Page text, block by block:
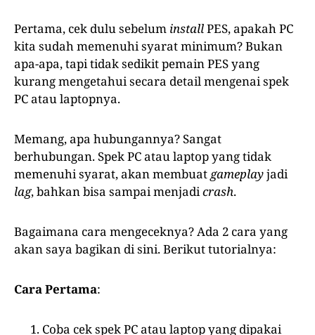
Pertama, cek dulu sebelum installPES, apakah PC
kita sudah memenuhi syarat minimum? Bukan
apa-apa, tapi tidak sedikit pemain PES yang
kurang mengetahui secara detail mengenai spek
PC atau laptopnya.
Memang, apa hubungannya? Sangat
berhubungan. Spek PC atau laptop yang tidak
memenuhi syarat, akan membuat gameplayjadi
lag, bahkan bisa sampai menjadicrash.
Bagaimana cara mengeceknya? Ada 2 cara yang
akan saya bagikan di sini. Berikut tutorialnya:
Cara Pertama:
Coba cek spek PC atau laptop yang dipakai